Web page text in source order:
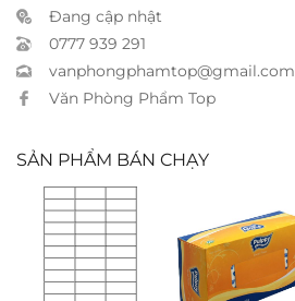
Đang cập nhật
0777 939 291
vanphongphamtop@gmail.com
Văn Phòng Phẩm Top
SẢN PHẨM BÁN CHẠY
Nhãn decal
Tomy 148
(66x25mm)
Khăn giấy
Pulppy